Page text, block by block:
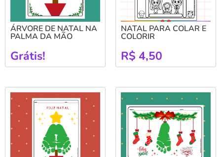
ÁRVORE DE NATAL NA
PALMA DA MÃO
Grátis!
NATAL PARA COLAR E
COLORIR
R$ 4,50